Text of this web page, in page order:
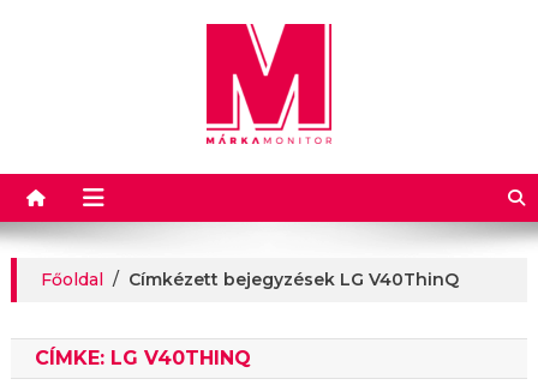
Márkamonitor
Főoldal / Címkézett bejegyzések LG V40ThinQ
CÍMKE: LG V40THINQ